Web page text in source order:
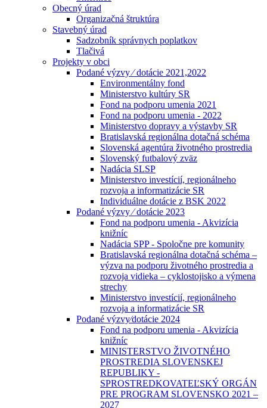
Obecný úrad
Organizačná štruktúra
Stavebný úrad
Sadzobník správnych poplatkov
Tlačivá
Projekty v obci
Podané výzvy ⁄ dotácie 2021,2022
Environmentálny fond
Ministerstvo kultúry SR
Fond na podporu umenia 2021
Fond na podporu umenia - 2022
Ministerstvo dopravy a výstavby SR
Bratislavská regionálna dotačná schéma
Slovenská agentúra životného prostredia
Slovenský futbalový zväz
Nadácia SLSP
Ministerstvo investícií, regionálneho
rozvoja a informatizácie SR
Individuálne dotácie z BSK 2022
Podané výzvy ⁄ dotácie 2023
Fond na podporu umenia - Akvizícia
knižníc
Nadácia SPP - Spoločne pre komunity
Bratislavská regionálna dotačná schéma –
výzva na podporu životného prostredia a
rozvoja vidieka – cyklostojisko a výmena
strechy
Ministerstvo investícií, regionálneho
rozvoja a informatizácie SR
Podané výzvy⁄dotácie 2024
Fond na podporu umenia - Akvizícia
knižníc
MINISTERSTVO ŽIVOTNÉHO
PROSTREDIA SLOVENSKEJ
REPUBLIKY -
SPROSTREDKOVATEĽSKÝ ORGÁN
PRE PROGRAM SLOVENSKO 2021 –
2027